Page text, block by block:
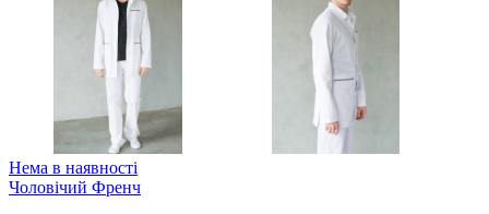
Нема в наявності
Чоловічий Френч